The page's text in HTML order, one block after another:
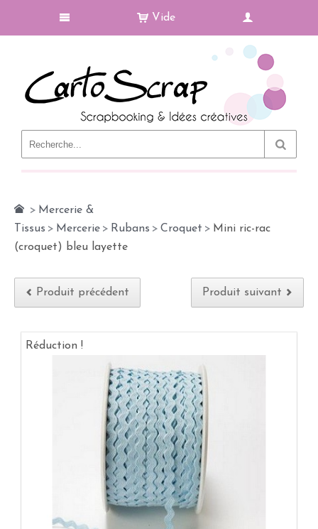
Vide
> Mercerie &
Tissus > Mercerie > Rubans > Croquet > Mini ric-rac
(croquet) bleu layette
Produit précédent Produit suivant
Réduction !